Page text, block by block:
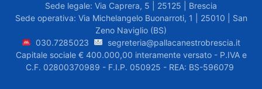
Sede legale: Via Caprera, 5 | 25125 | Brescia
Sede operativa: Via Michelangelo Buonarroti, 1 | 25010 | San
Zeno Naviglio (BS)
030.7285023
segreteria@pallacanestrobrescia.it
Capitale sociale € 400.000,00 interamente versato - P.IVA e
C.F. 02800370989 - F.I.P. 050925 - REA: BS-596079